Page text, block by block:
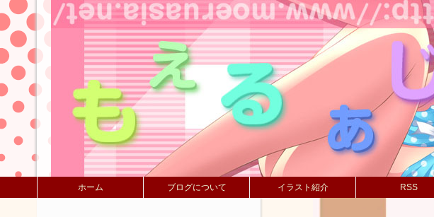
ホーム ブログについて イラスト紹介 RSS